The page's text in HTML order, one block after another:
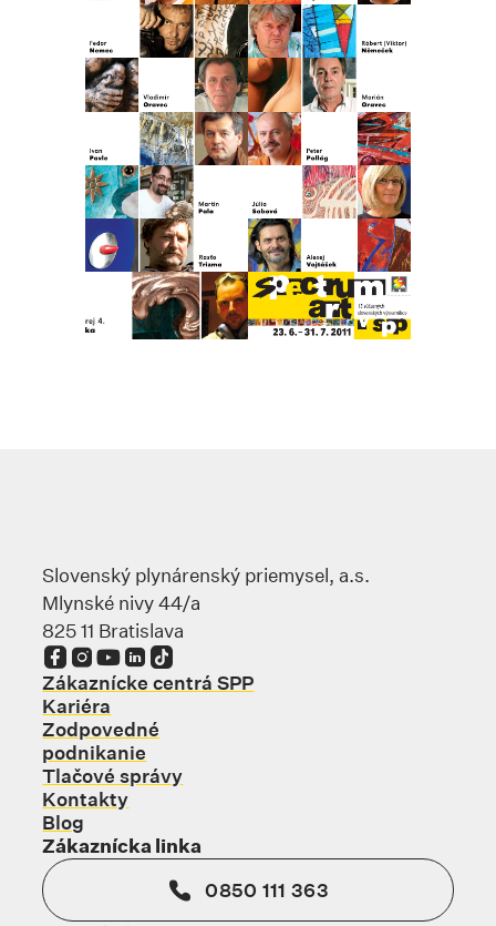
Slovenský plynárenský priemysel, a.s.
Mlynské nivy 44/a
825 11 Bratislava
Odkaz sa otvorí na novej karte
Odkaz sa otvorí na novej karte
Odkaz sa otvorí na novej karte
Odkaz sa otvorí na novej karte
Odkaz sa otvorí na novej karte
Zákaznícke centrá SPP
Kariéra
Zodpovedné
podnikanie
Tlačové správy
Kontakty
Blog
Zákaznícka linka
0850 111 363